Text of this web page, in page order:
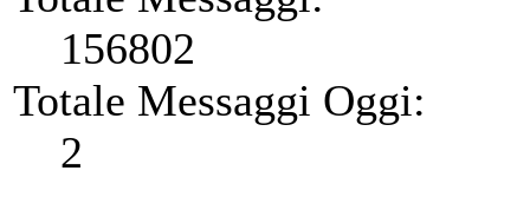
156802
Totale Messaggi Oggi:
2